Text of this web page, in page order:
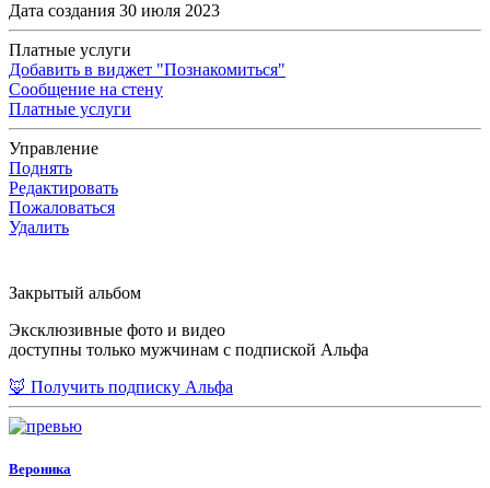
Дата создания 30 июля 2023
Платные услуги
Добавить в виджет "Познакомиться"
Сообщение на стену
Платные услуги
Управление
Поднять
Редактировать
Пожаловаться
Удалить
Закрытый альбом
Эксклюзивные фото и видео
доступны только мужчинам с подпиской Альфа
🦊 Получить подписку Альфа
Вероника